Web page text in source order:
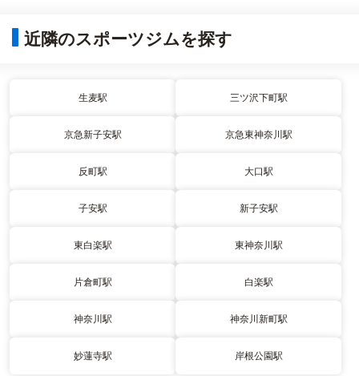
近隣のスポーツジムを探す
生麦駅 三ツ沢下町駅
京急新子安駅 京急東神奈川駅
反町駅 大口駅
子安駅 新子安駅
東白楽駅 東神奈川駅
片倉町駅 白楽駅
神奈川駅 神奈川新町駅
妙蓮寺駅 岸根公園駅